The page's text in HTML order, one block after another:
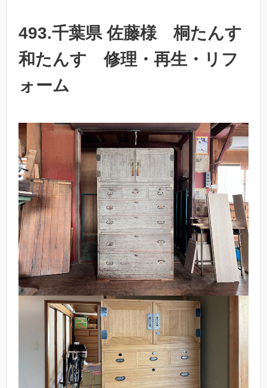
493.千葉県 佐藤様 桐たんす
和たんす 修理・再生・リフ
ォーム